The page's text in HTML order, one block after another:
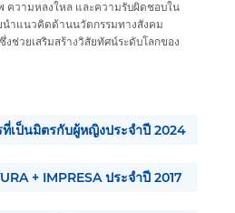
ความหลงใหล และความรับผิดชอบใน
ำแนวคิดด้านนวัตกรรมทางสังคม
ช่วยเสริมสร้างวิสัยทัศน์ระดับโลกของ
ที่เป็นมิตรกับผู้หญิงประจำปี 2024
+ IMPRESA ประจำปี 2017